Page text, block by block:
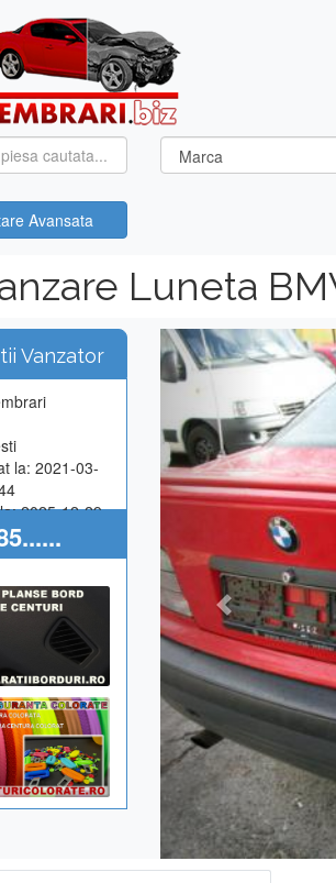
Avansata
Luneta
Vanzator
la: 2021-03-
2025-12-29
utilizator: 0
Previous